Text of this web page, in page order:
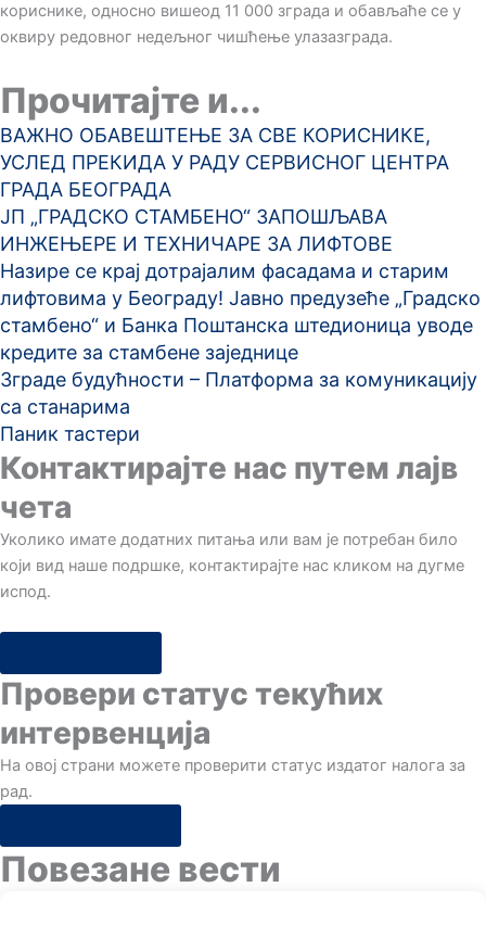
кориснике, односно вишеод 11 000 зграда и обављаће се у
оквиру редовног недељног чишћење улазазграда.
Прочитајте и...
ВАЖНО ОБАВЕШТЕЊЕ ЗА СВЕ КОРИСНИКЕ,
УСЛЕД ПРЕКИДА У РАДУ СЕРВИСНОГ ЦЕНТРА
ГРАДА БЕОГРАДА
ЈП „ГРАДСКО СТАМБЕНО“ ЗАПОШЉАВА
ИНЖЕЊЕРЕ И ТЕХНИЧАРЕ ЗА ЛИФТОВЕ
Назире се крај дотрајалим фасадама и старим
лифтовима у Београду! Јавно предузеће „Градско
стамбено“ и Банка Поштанска штедионица уводе
кредите за стамбене заједнице
Зграде будућности – Платформа за комуникацију
са станарима
Паник тастери
Контактирајте нас путем лајв
чета
Уколико имате додатних питања или вам је потребан било
који вид наше подршке, контактирајте нас кликом на дугме
испод.
Провери статус текућих
интервенција
Hа овој страни можете проверити статус издатог налога за
рад.
Повезане вести